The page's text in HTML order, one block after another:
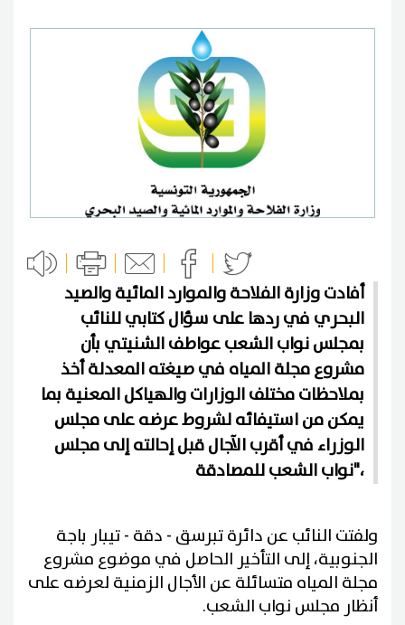
أفادت وزارة الفلاحة والموارد المائية والصيد
البحري في ردها على سؤال كتابي للنائب
بمجلس نواب الشعب عواطف الشنيتي بأن
مشروع مجلة المياه في صيغته المعدلة أخذ
بملاحظات مختلف الوزارات والهياكل المعنية بما
يمكن من استيفائه لشروط عرضه على مجلس
الوزراء في أقرب الآجال قبل إحالته إلى مجلس
نواب الشعب للمصادقة"،
ولفتت النائب عن دائرة تبرسق - دقة - تيبار باجة
الجنوبية، إلى التأخير الحاصل في موضوع مشروع
مجلة المياه متسائلة عن الأجال الزمنية لعرضه على
أنظار مجلس نواب الشعب.